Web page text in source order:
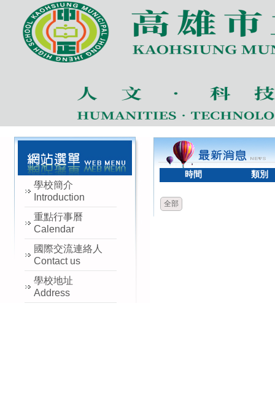
學校簡介
Introduction
重點行事曆
Calendar
國際交流連絡人
Contact us
學校地址
Address
時間 類別
全部